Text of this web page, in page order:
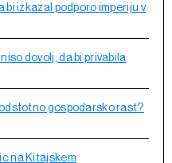
bi izkazal podporo imperiju v
dovolj, da bi privabila
gospodarsko rast?
na Kitajskem